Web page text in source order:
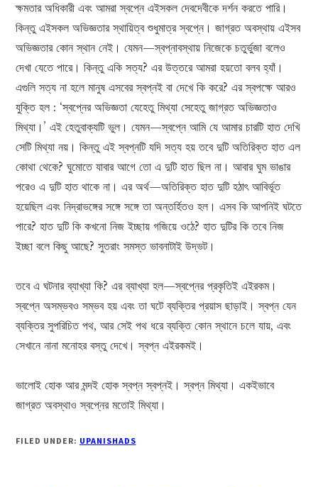
ক্ষমতার অধিকারী এবং আমরা স্বপ্নে এইসকল দেবদেবীকে দর্শন করতে পারি।
কিন্তু এইসকল অভিজ্ঞতার স্থায়িত্ব শুধুমাত্র স্বপ্নে। জাগ্রত অবস্থায় এইসব
অভিজ্ঞতার কোন স্থান নেই। যেমন—স্বপ্নাবস্থায় নিজেকে চতুর্ভুজা বলেও
দেখা যেতে পারে। কিন্তু একি সত্য? এর উত্তরে আমরা হয়তো বলব হ্যাঁ।
এগুলি সত্য না হলে মানুষ এসবের স্বপ্নই বা দেখে কি করে? এর স্বপক্ষে আরও
যুক্তি হল : ‘স্বপ্নের অভিজ্ঞতা যেহেতু মিথ্যা সেহেতু জাগ্রত অভিজ্ঞতাও
মিথ্যা।’ এই হেতুবাক্যটি ভুল। যেমন—স্বপ্নে আমি যে আমার চারটি হাত দেখি
সেটি মিথ্যা নয়। কিন্তু এই স্বপ্নটি যদি সত্য হয় তবে দুটি অতিরিক্ত হাত এল
কোথা থেকে? ঘুমোতে যাবার আগে তো এ দুটি হাত ছিল না। আবার ঘুম ভাঙার
পরেও এ দুটি হাত থাকে না। এর অর্থ—অতিরিক্ত হাত দুটি হঠাৎ আবির্ভূত
হয়েছিল এবং নিদ্রাভঙ্গের সঙ্গে সঙ্গে তা অন্তর্হিতও হল। এসব কি আপনিই ঘটতে
পারে? হাত দুটি কি কখনো নিজ ইচ্ছায় গজিয়ে ওঠে? হাত দুটির কি তবে নিজ
ইচ্ছা বলে কিছু আছে? সুতরাং সমস্ত ভাবনাটাই উদ্ভট।
তবে এ ঘটনার ব্যাখ্যা কি? এর ব্যাখ্যা হল—স্বপ্নের প্রকৃতিই এইরকম।
স্বপ্নে অসম্ভবও সম্ভব হয় এবং তা ঘটে ব্যক্তির প্রয়াস ছাড়াই। স্বপ্ন যেন
ব্যক্তির সুপরিচিত পথ, আর সেই পথ ধরে ব্যক্তি কোন স্থানে চলে যায়, এবং
সেখানে নানা মনোহর বস্তু দেখে। স্বপ্ন এইরকমই।
ভালোই হোক আর মন্দই হোক স্বপ্ন স্বপ্নই। স্বপ্ন মিথ্যা। একইভাবে
জাগ্রত অবস্থাও স্বপ্নের মতোই মিথ্যা।
FILED UNDER: UPANISHADS